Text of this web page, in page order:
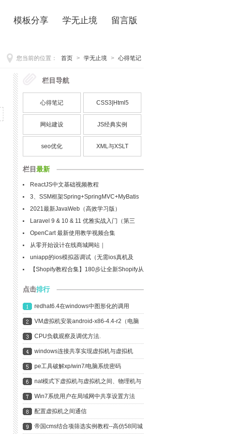
模板分享 学无止境 留言版
您当前的位置： 首页 > 学无止境 > 心得笔记
栏目导航
心得笔记 CSS3|Html5
网站建设 JS经典实例
seo优化 XML与XSLT
栏目 最新
ReactJS中文基础视频教程
3、SSM框架Spring+SpringMVC+MyBatis
全覆盖_S S M整合学习笔记
2021最新JavaWeb（高效学习版）
Laravel 9 & 10 & 11 优雅实战入门（第三
版）
OpenCart 最新使用教学视频合集
从零开始设计在线商城网站｜
Woocommerce中文教程 2022学习笔记
uniapp的ios模拟器调试（无需ios真机及
mac电脑）
【Shopify教程合集】180步让全新Shopify从
Dropshipping 自建站独立站攻略 学习笔记
（词汇）
点击排行
redhat6.4在windows中图形化的调用
(display,xclock)
VM虚拟机安装android-x86-4.4-r2（电脑
变平板）及新功能展示
CPU负载观察及调优方法.
windows连接共享实现虚拟机与虚拟机
间，物理机与虚拟机间的远程桌面连接
pe工具破解xp/win7/电脑系统密码
nat模式下虚拟机与虚拟机之间、物理机与
虚拟机之间远程桌面的连接
Win7系统用户在局域网中共享设置方法
配置虚拟机之间通信
帝国cms结合项筛选实例教程--高仿58同城